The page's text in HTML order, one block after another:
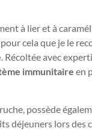
à lier et à
cela que je le
. Récoltée avec
immunitaire en
possède
lors des